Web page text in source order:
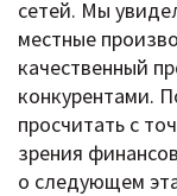
сетей. Мы
местные
качественный
конкурентами.
просчитать с
зрения
о следующем